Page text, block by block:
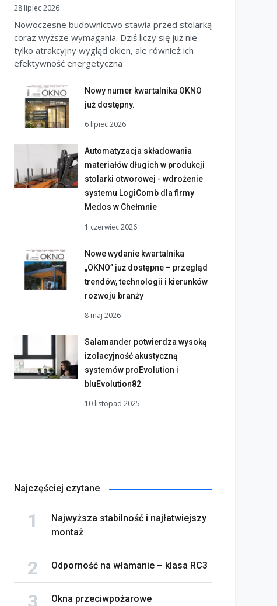
28 lipiec 2026
Nowoczesne budownictwo stawia przed stolarką
coraz wyższe wymagania. Dziś liczy się już nie
tylko atrakcyjny wygląd okien, ale również ich
efektywność energetyczna
Nowy numer kwartalnika OKNO
już dostępny.
6 lipiec 2026
Automatyzacja składowania
materiałów długich w produkcji
stolarki otworowej - wdrożenie
systemu LogiComb dla firmy
Medos w Chełmnie
1 czerwiec 2026
Nowe wydanie kwartalnika
„OKNO” już dostępne – przegląd
trendów, technologii i kierunków
rozwoju branży
8 maj 2026
Salamander potwierdza wysoką
izolacyjność akustyczną
systemów proEvolution i
bluEvolution82
10 listopad 2025
Najczęściej czytane
Najwyższa stabilność i najłatwiejszy
montaż
Odporność na włamanie – klasa RC3
Okna przeciwpożarowe